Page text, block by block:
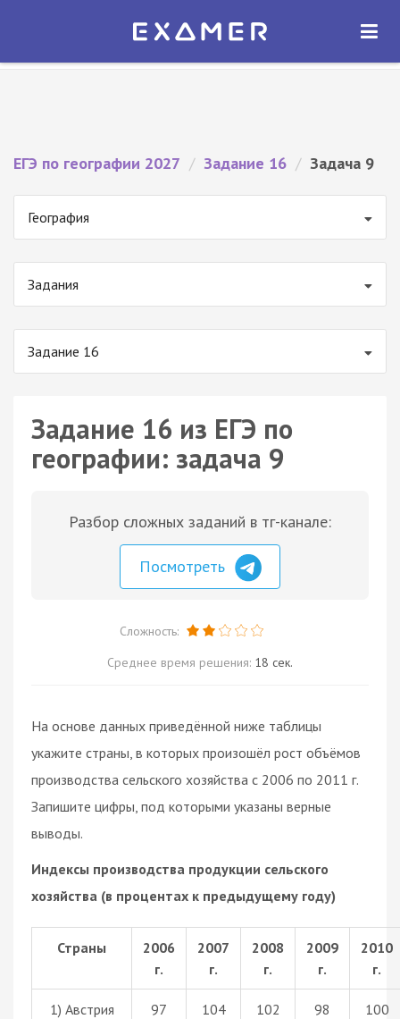
Экзамер — ЕГЭ 2027
ОТКРЫТЬ
ЕГЭ по географии 2027 / Задание 16 / Задача 9
География
Задания
Задание 16
Задание 16 из ЕГЭ по
географии: задача 9
Разбор сложных заданий в тг-канале:
Посмотреть
Сложность:
Среднее время решения: 18 сек.
На основе данных приведённой ниже таблицы
укажите страны, в которых произошёл рост объёмов
производства сельского хозяйства с 2006 по 2011 г.
Запишите цифры, под которыми указаны верные
выводы.
Индексы производства продукции сельского
хозяйства (в процентах к предыдущему году)
Страны
2006
г.
2007
г.
2008
г.
2009
г.
2010
г.
1) Австрия 97 104 102 98 100